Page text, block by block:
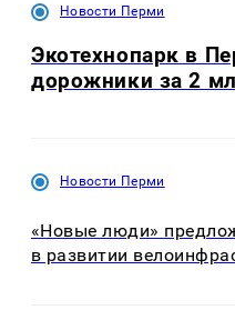
Новости Перми
Экотехнопарк в
дорожники за 2
Новости Перми
«Новые люди»
в развитии